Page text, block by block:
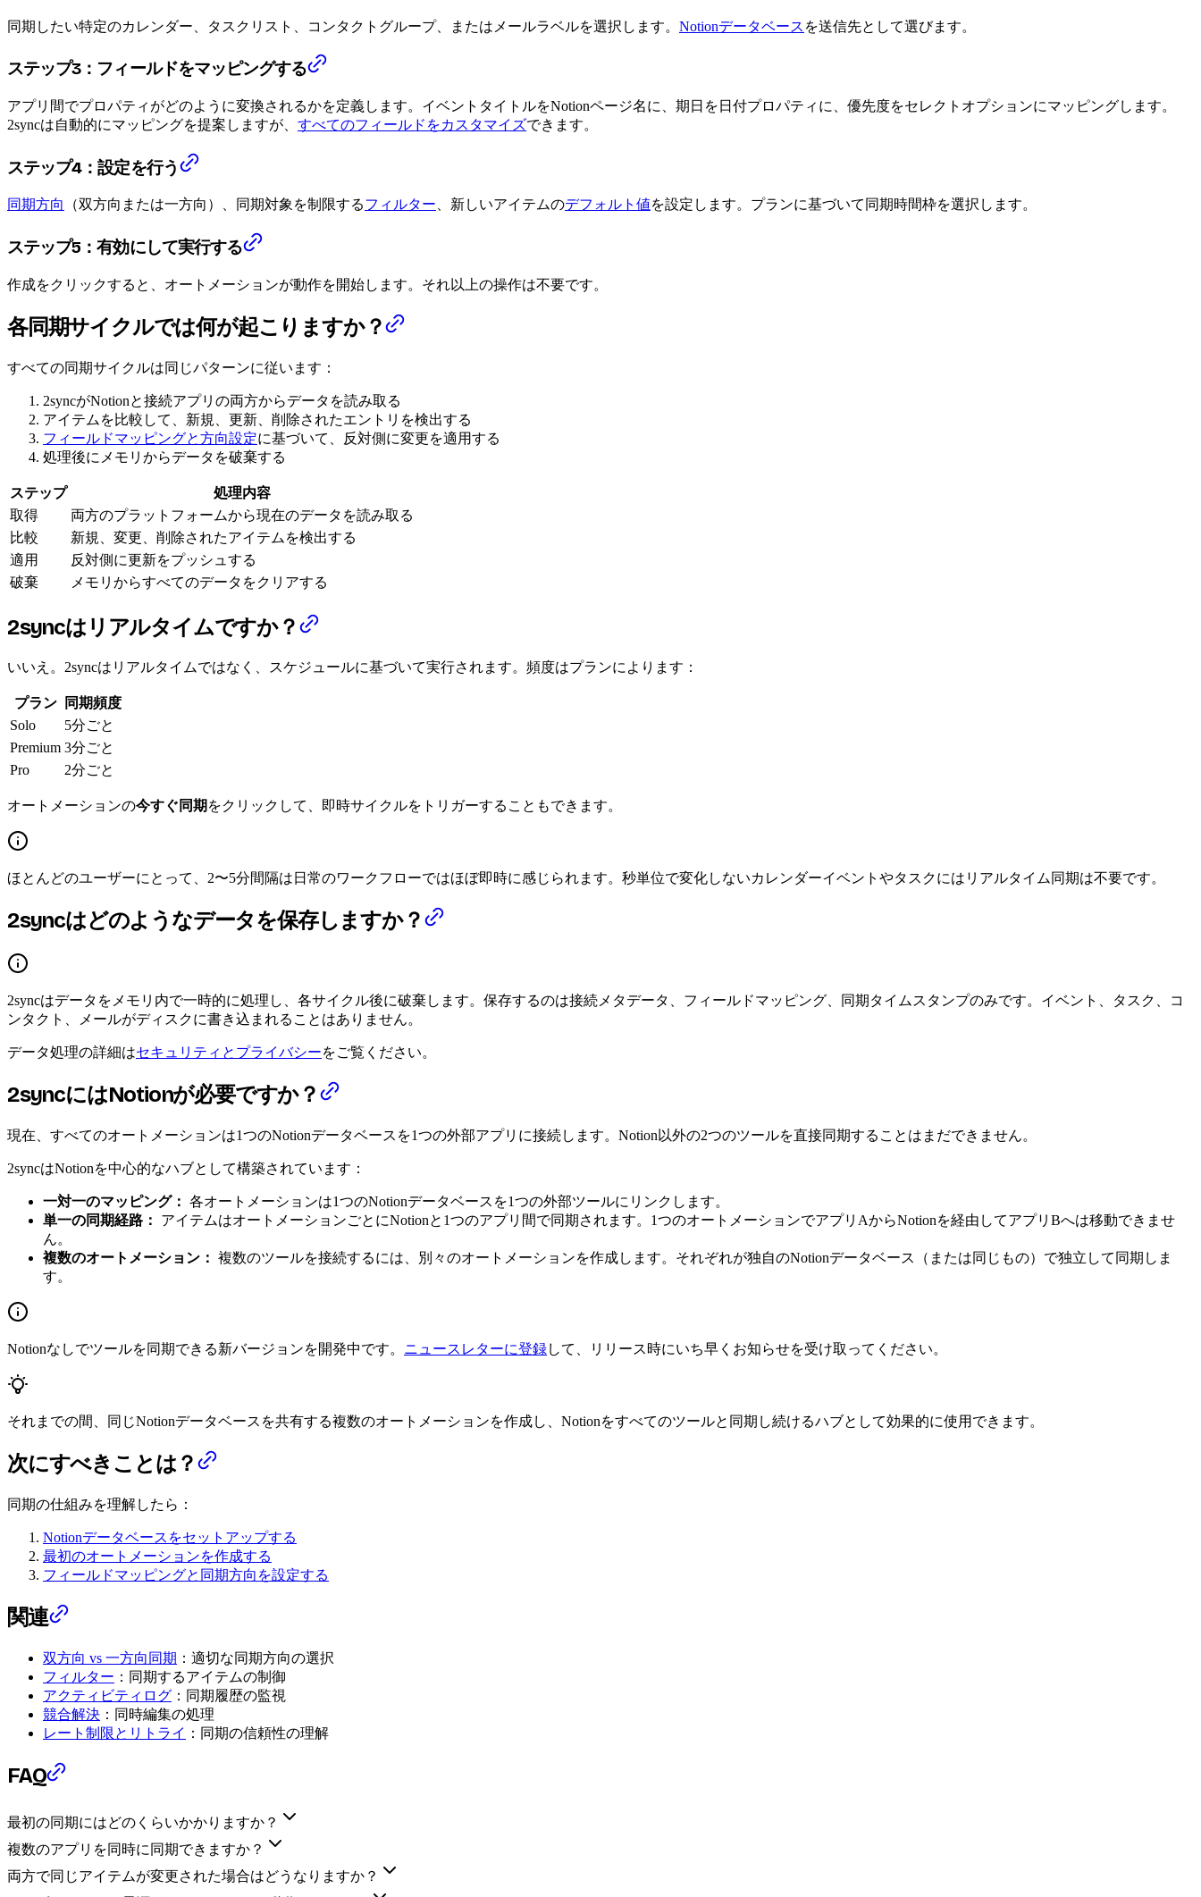
同期したい特定のカレンダー、タスクリスト、コンタクトグループ、またはメールラベルを選択します。 Notionデータベース を送信先として選びます。
ステップ3：フィールドをマッピングする
アプリ間でプロパティがどのように変換されるかを定義します。イベントタイトルをNotionページ名に、期日を日付プロパティに、優先度をセレクトオプションにマッピングします。
2syncは自動的にマッピングを提案しますが、 すべてのフィールドをカスタマイズできます。
ステップ4：設定を行う
同期方向 （双方向または一方向）、同期対象を制限するフィルター 、新しいアイテムのデフォルト値を設定します。プランに基づいて同期時間枠を選択します。
ステップ5：有効にして実行する
作成をクリックすると、オートメーションが動作を開始します。それ以上の操作は不要です。
各同期サイクルでは何が起こりますか？
すべての同期サイクルは同じパターンに従います：
2syncがNotionと接続アプリの両方からデータを読み取る
アイテムを比較して、新規、更新、削除されたエントリを検出する
フィールドマッピングと方向設定に基づいて、反対側に変更を適用する
処理後にメモリからデータを破棄する
ステップ
処理内容
取得
両方のプラットフォームから現在のデータを読み取る
比較
新規、変更、削除されたアイテムを検出する
適用
反対側に更新をプッシュする
破棄
メモリからすべてのデータをクリアする
2syncはリアルタイムですか？
いいえ。2syncはリアルタイムではなく、スケジュールに基づいて実行されます。頻度はプランによります：
プラン
同期頻度
Solo
5分ごと
Premium 3分ごと
Pro
2分ごと
オートメーションの今すぐ同期 をクリックして、即時サイクルをトリガーすることもできます。
ほとんどのユーザーにとって、2〜5分間隔は日常のワークフローではほぼ即時に感じられます。秒単位で変化しないカレンダーイベントやタスクにはリアルタイム同期は不要です。
2syncはどのようなデータを保存しますか？
2syncはデータをメモリ内で一時的に処理し、各サイクル後に破棄します。保存するのは接続メタデータ、フィールドマッピング、同期タイムスタンプのみです。イベント、タスク、コ
ンタクト、メールがディスクに書き込まれることはありません。
データ処理の詳細はセキュリティとプライバシーをご覧ください。
2syncにはNotionが必要ですか？
現在、すべてのオートメーションは1つのNotionデータベースを1つの外部アプリに接続します。Notion以外の2つのツールを直接同期することはまだできません。
2syncはNotionを中心的なハブとして構築されています：
一対一のマッピング： 各オートメーションは1つのNotionデータベースを1つの外部ツールにリンクします。
単一の同期経路：
アイテムはオートメーションごとにNotionと1つのアプリ間で同期されます。1つのオートメーションでアプリAからNotionを経由してアプリBへは移動できませ
ん。
複数のオートメーション： 複数のツールを接続するには、別々のオートメーションを作成します。それぞれが独自のNotionデータベース（または同じもの）で独立して同期しま
す。
Notionなしでツールを同期できる新バージョンを開発中です。 ニュースレターに登録して、リリース時にいち早くお知らせを受け取ってください。
それまでの間、同じNotionデータベースを共有する複数のオートメーションを作成し、Notionをすべてのツールと同期し続けるハブとして効果的に使用できます。
次にすべきことは？
同期の仕組みを理解したら：
Notionデータベースをセットアップする
最初のオートメーションを作成する
フィールドマッピングと同期方向を設定する
関連
双方向 vs 一方向同期 ：適切な同期方向の選択
フィルター ：同期するアイテムの制御
アクティビティログ ：同期履歴の監視
競合解決 ：同時編集の処理
レート制限とリトライ ：同期の信頼性の理解
FAQ
最初の同期にはどのくらいかかりますか？
複数のアプリを同時に同期できますか？
両方で同じアイテムが変更された場合はどうなりますか？